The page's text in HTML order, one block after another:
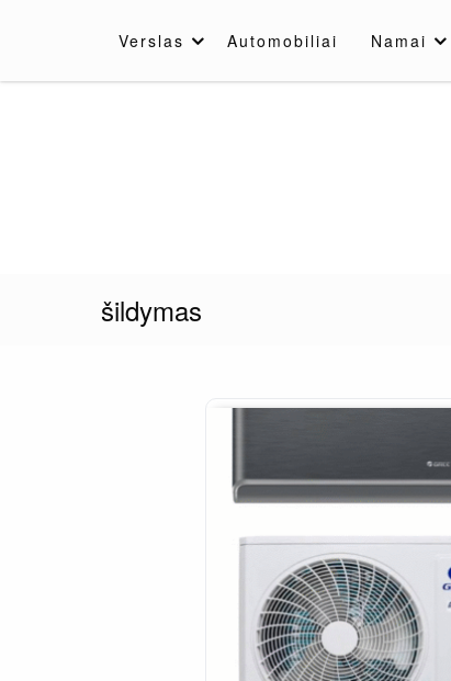
Verslas Automobiliai Namai
šildymas